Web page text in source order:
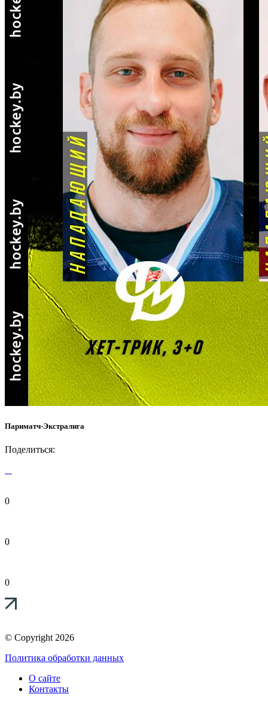
Париматч-Экстралига
Поделиться:
0
0
0
© Copyright 2026
Политика обработки данных
О сайте
Контакты